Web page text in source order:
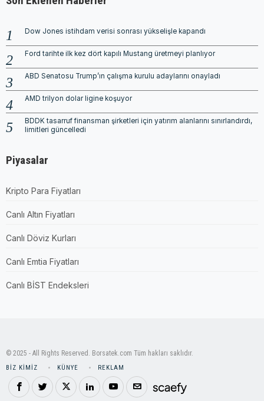
Dow Jones istihdam verisi sonrası yükselişle kapandı
Ford tarihte ilk kez dört kapılı Mustang üretmeyi planlıyor
ABD Senatosu Trump’ın çalışma kurulu adaylarını onayladı
AMD trilyon dolar ligine koşuyor
BDDK tasarruf finansman şirketleri için yatırım alanlarını sınırlandırdı,
limitleri güncelledi
Piyasalar
Kripto Para Fiyatları
Canlı Altın Fiyatları
Canlı Döviz Kurları
Canlı Emtia Fiyatları
Canlı BİST Endeksleri
© 2025 - All Rights Reserved. Borsatek.com Tüm hakları saklıdır.
BIZ KIMIZ KÜNYE REKLAM